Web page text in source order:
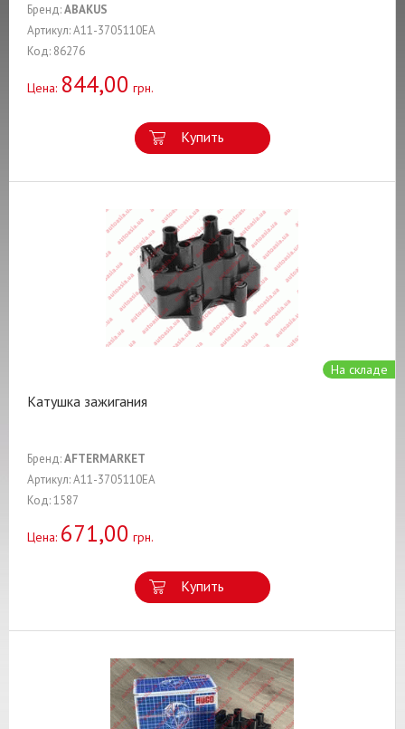
Бренд:ABAKUS
Артикул: A11-3705110EA
Код: 86276
Цена: 844,00 грн.
Купить
На складе
Катушка зажигания
Бренд:AFTERMARKET
Артикул: A11-3705110EA
Код: 1587
Цена: 671,00 грн.
Купить